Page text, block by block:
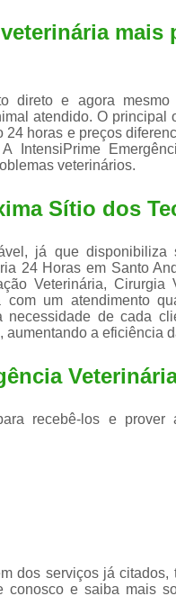
Exame
Exame
Exame
Internação para
Internação Semi
Internação
Limpeza de Tártaro
Limpeza Tártaro
mais
direto e agora mesmo
atendido. O principal
horas e preços
IntensiPrime
veterinários.
Sítio dos
já que disponibiliza
24 Horas em Santo
Veterinária, Cirurgia
um atendimento
de cada
a eficiência
recebê-los e prover
dos serviços já citados,
e saiba mais